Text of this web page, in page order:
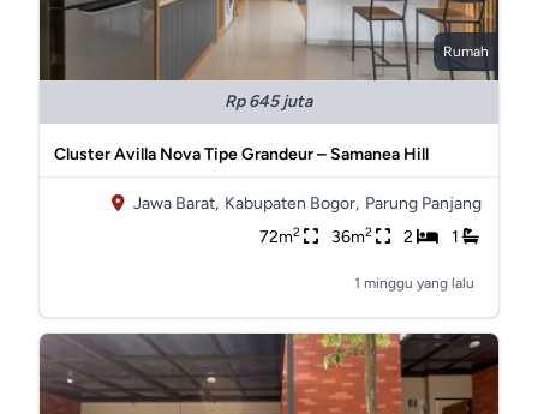
Rumah
Rp 645 juta
Cluster Avilla Nova Tipe Grandeur – Samanea Hill
Jawa Barat, Kabupaten Bogor, Parung Panjang
72m2 36m2 2 1
1 minggu yang lalu